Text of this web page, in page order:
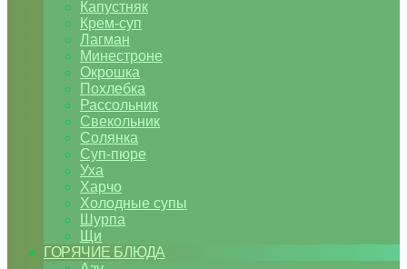
Капустняк
Крем-суп
Лагман
Минестроне
Окрошка
Похлебка
Рассольник
Свекольник
Солянка
Суп-пюре
Уха
Харчо
Холодные супы
Шурпа
Щи
ГОРЯЧИЕ БЛЮДА